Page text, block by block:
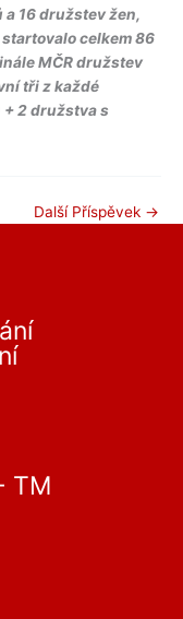
a 16 družstev žen,
celkem 86
MČR družstev
tři z každé
2 družstva s
Další Příspěvek →
TM